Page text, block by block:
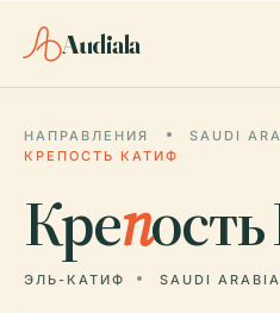
Audiala
НАПРАВЛЕНИЯ SAUDI
КРЕПОСТЬ КАТИФ
Креп
ЭЛЬ-КАТИФ SAUDI ARABIA